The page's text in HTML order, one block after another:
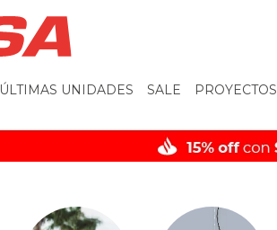
ÚLTIMAS UNIDADES SALE PROYECTOS